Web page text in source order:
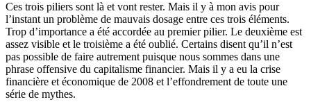
Ces trois piliers sont là et vont rester. Mais il y à mon avis pour
l’instant un problème de mauvais dosage entre ces trois éléments.
Trop d’importance a été accordée au premier pilier. Le deuxième est
assez visible et le troisième a été oublié. Certains disent qu’il n’est
pas possible de faire autrement puisque nous sommes dans une
phrase offensive du capitalisme financier. Mais il y a eu la crise
financière et économique de 2008 et l’effondrement de toute une
série de mythes.